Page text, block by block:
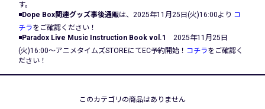
す。
◾️Dope Box関連グッズ事後通販は、2025年11月25日(火)16:00より コ
チラをご確認ください！
◾️Paradox Live Music Instruction Book vol.1
2025年11月25日
(火)16:00～アニメタイムズSTOREにてEC予約開始！ コチラをご確認く
ださい！
このカテゴリの商品はありません